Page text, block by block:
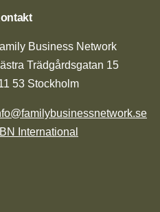
Business Network
Trädgårdsgatan 15
53 Stockholm
International